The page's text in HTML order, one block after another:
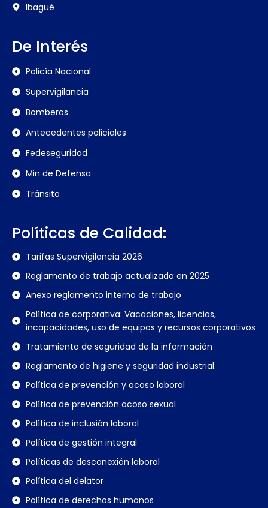
Ibagué
De Interés
Policía Nacional
Supervigilancia
Bomberos
Antecedentes policiales
Fedeseguridad
Min de Defensa
Tránsito
Políticas de Calidad:
Tarifas Supervigilancia 2026
Reglamento de trabajo actualizado en 2025
Anexo reglamento interno de trabajo
Política de corporativa: Vacaciones, licencias,
incapacidades, uso de equipos y recursos corporativos
Tratamiento de seguridad de la información
Reglamento de higiene y seguridad industrial.
Política de prevención y acoso laboral
Política de prevención acoso sexual
Política de inclusión laboral
Política de gestión integral
Políticas de desconexión laboral
Política del delator
Política de derechos humanos